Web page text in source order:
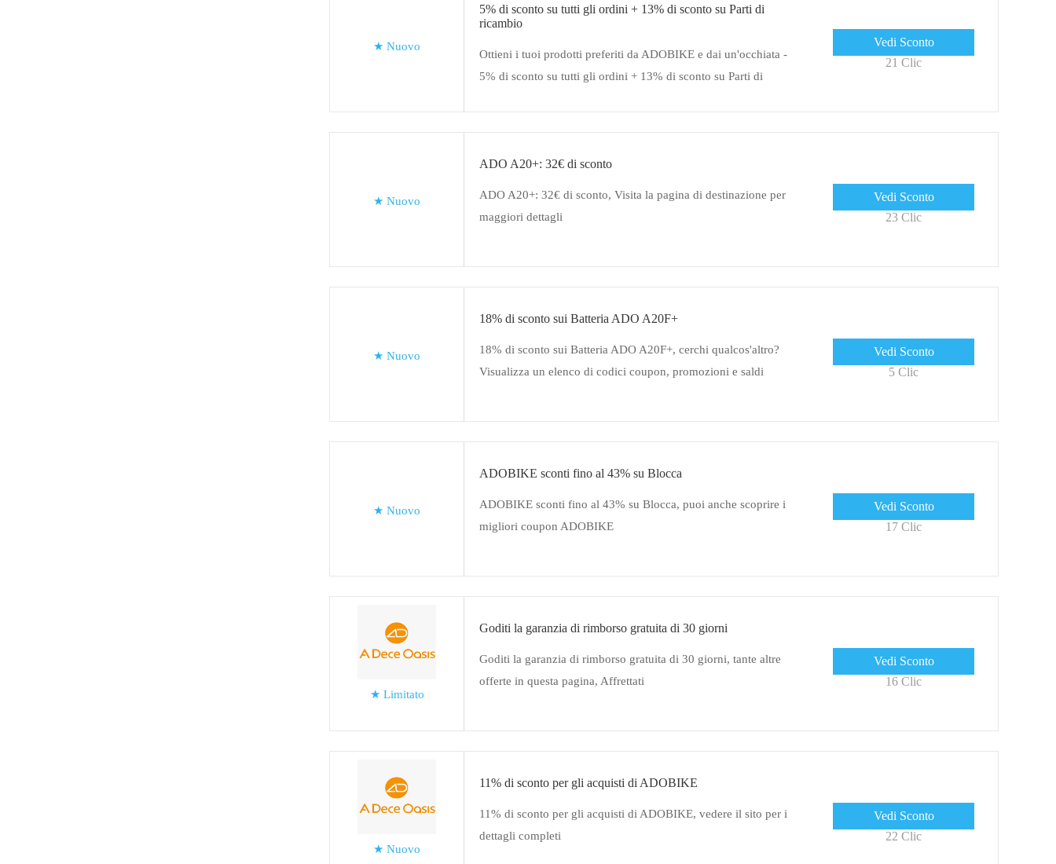
★ Nuovo
5% di sconto su tutti gli ordini + 13% di sconto su Parti di
ricambio
Ottieni i tuoi prodotti preferiti da ADOBIKE e dai un'occhiata -
5% di sconto su tutti gli ordini + 13% di sconto su Parti di
Vedi Sconto
21 Clic
★ Nuovo
ADO A20+: 32€ di sconto
ADO A20+: 32€ di sconto, Visita la pagina di destinazione per
maggiori dettagli
Vedi Sconto
23 Clic
★ Nuovo
18% di sconto sui Batteria ADO A20F+
18% di sconto sui Batteria ADO A20F+, cerchi qualcos'altro?
Visualizza un elenco di codici coupon, promozioni e saldi
Vedi Sconto
5 Clic
★ Nuovo
ADOBIKE sconti fino al 43% su Blocca
ADOBIKE sconti fino al 43% su Blocca, puoi anche scoprire i
migliori coupon ADOBIKE
Vedi Sconto
17 Clic
★ Limitato
Goditi la garanzia di rimborso gratuita di 30 giorni
Goditi la garanzia di rimborso gratuita di 30 giorni, tante altre
offerte in questa pagina, Affrettati
Vedi Sconto
16 Clic
★ Nuovo
11% di sconto per gli acquisti di ADOBIKE
11% di sconto per gli acquisti di ADOBIKE, vedere il sito per i
dettagli completi
Vedi Sconto
22 Clic